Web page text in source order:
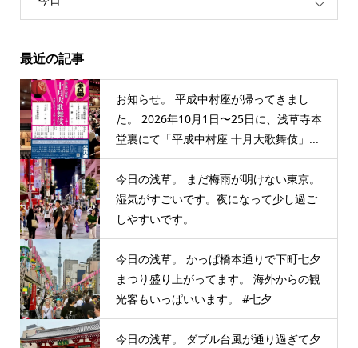
最近の記事
お知らせ。 平成中村座が帰ってきまし
た。 2026年10月1日〜25日に、浅草寺本
堂裏にて「平成中村座 十月大歌舞伎」...
今日の浅草。 まだ梅雨が明けない東京。
湿気がすごいです。夜になって少し過ご
しやすいです。
今日の浅草。 かっぱ橋本通りで下町七夕
まつり盛り上がってます。 海外からの観
光客もいっぱいいます。 #七夕
今日の浅草。 ダブル台風が通り過ぎて夕